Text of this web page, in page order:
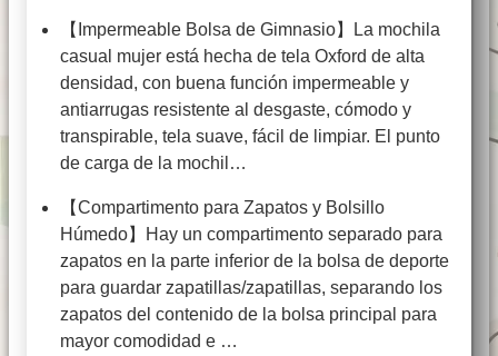
【Impermeable Bolsa de Gimnasio】La mochila
casual mujer está hecha de tela Oxford de alta
densidad, con buena función impermeable y
antiarrugas resistente al desgaste, cómodo y
transpirable, tela suave, fácil de limpiar. El punto
de carga de la mochil…
【Compartimento para Zapatos y Bolsillo
Húmedo】Hay un compartimento separado para
zapatos en la parte inferior de la bolsa de deporte
para guardar zapatillas/zapatillas, separando los
zapatos del contenido de la bolsa principal para
mayor comodidad e …